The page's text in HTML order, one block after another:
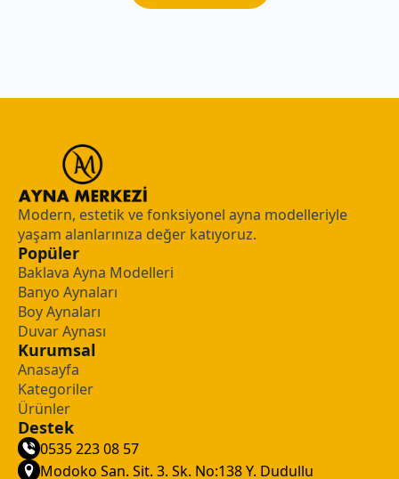
Modern, estetik ve fonksiyonel ayna modelleriyle
yaşam alanlarınıza değer katıyoruz.
Popüler
Baklava Ayna Modelleri
Banyo Aynaları
Boy Aynaları
Duvar Aynası
Kurumsal
Anasayfa
Kategoriler
Ürünler
Destek
0535 223 08 57
Modoko San. Sit. 3. Sk. No:138 Y. Dudullu